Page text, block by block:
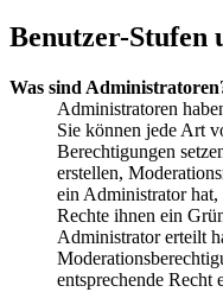
Benutzer-Stufen
Was sind
Administratoren
Sie können jede Art
Berechtigungen
erstellen,
ein Administrator
Rechte ihnen ein
Administrator erteilt
entsprechende Recht